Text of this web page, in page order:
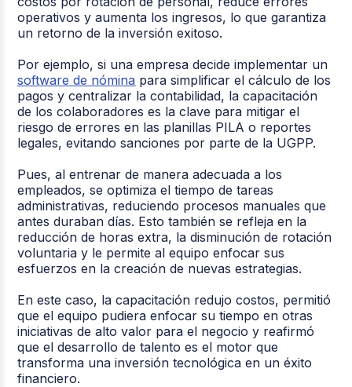
operativos y aumenta los ingresos, lo que garantiza
un retorno de la inversión exitoso.
Por ejemplo, si una empresa decide implementar un
software de nómina para simplificar el cálculo de los
pagos y centralizar la contabilidad, la capacitación
de los colaboradores es la clave para mitigar el
riesgo de errores en las planillas PILA o reportes
legales, evitando sanciones por parte de la UGPP.
Pues, al entrenar de manera adecuada a los
empleados, se optimiza el tiempo de tareas
administrativas, reduciendo procesos manuales que
antes duraban días. Esto también se refleja en la
reducción de horas extra, la disminución de rotación
voluntaria y le permite al equipo enfocar sus
esfuerzos en la creación de nuevas estrategias.
En este caso, la capacitación redujo costos, permitió
que el equipo pudiera enfocar su tiempo en otras
iniciativas de alto valor para el negocio y reafirmó
que el desarrollo de talento es el motor que
transforma una inversión tecnológica en un éxito
financiero.